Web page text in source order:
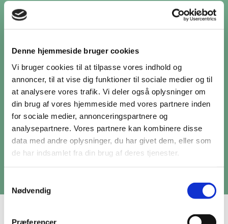
Denne hjemmeside bruger cookies
Vi bruger cookies til at tilpasse vores indhold og
annoncer, til at vise dig funktioner til sociale medier og til
at analysere vores trafik. Vi deler også oplysninger om
din brug af vores hjemmeside med vores partnere inden
for sociale medier, annonceringspartnere og
analysepartnere. Vores partnere kan kombinere disse
data med andre oplysninger, du har givet dem, eller som
de har indsamlet fra din brug af deres tjenester.
Nødvendig
Præferencer
Forsorgsmuseum, rundt i udstillingen ”Efter
børnehjemmet.”
børnehjemsbarn bærer fortiden med sig hele livet
igennem.
Nogen skaber mening i deres egen historie ved at grave
i fortidens journaler og billeder og på den måde fylde
huller i hukommelsen. Andre river, ligesom Peer
Balken, deres ”Berlinmur” ned ved at fortælle deres
historie til andre. Tilfælles har de, at et ophold på
børnehjem hænger ved resten af livet – både i fysiske